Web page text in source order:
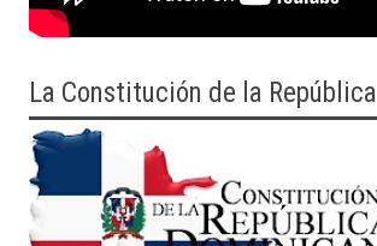
La Constitución de la República